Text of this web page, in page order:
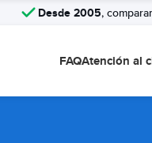
Desde 2005,
FAQAtención al